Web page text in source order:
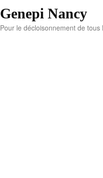
Genepi Nancy
Pour le décloisonnement de